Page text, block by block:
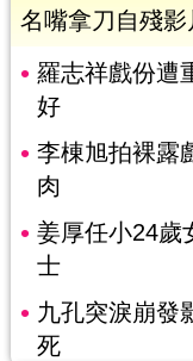
名嘴拿刀自殘
羅志祥戲份
好
李棟旭拍裸
肉
姜厚任小24歲
士
九孔突淚崩
死